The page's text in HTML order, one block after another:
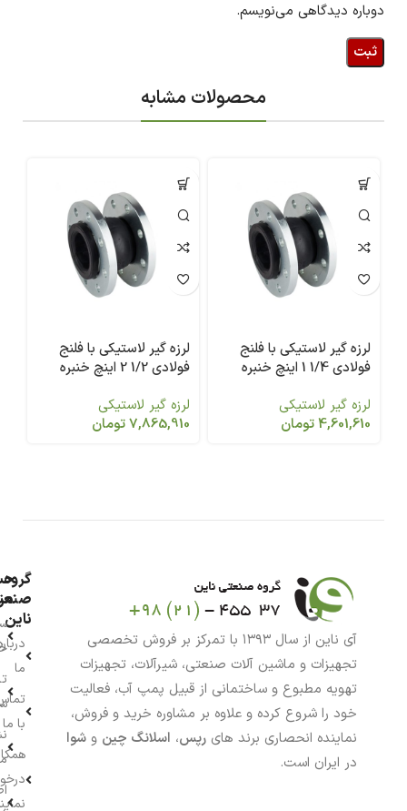
دوباره دیدگاهی می‌نویسم.
محصولات مشابه
لرزه گیر لاستیکی با فلنج
فولادی 1/4 1 اینچ خنبره
لرزه گیر لاستیکی
4,601,610تومان
لرزه گیر لاستیکی با فلنج
فولادی 1/2 2 اینچ خنبره
لرزه گیر لاستیکی
7,865,910تومان
آی ناین از سال ۱۳۹۳ با تمرکز بر فروش تخصصی
تجهیزات و ماشین آلات صنعتی، شیرآلات، تجهیزات
تهویه مطبوع و ساختمانی از قبیل پمپ آب، فعالیت
خود را شروع کرده و علاوه بر مشاوره خرید و فروش،
نماینده انحصاری برند های رپس، اسلانگ چین و شوا
در ایران است.
گروه
ناین
ما
با ما